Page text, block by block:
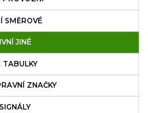
SMĚROVÉ
JINÉ
TABULKY
ZNAČKY